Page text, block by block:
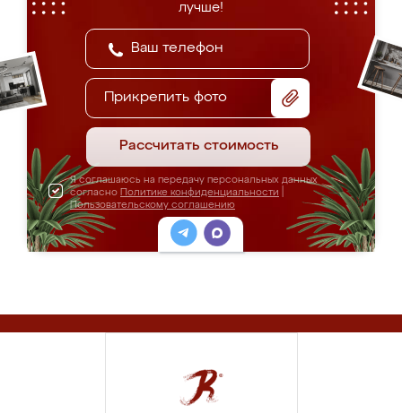
лучше!
Прикрепить фото
Рассчитать стоимость
Я соглашаюсь на передачу персональных данных
согласно Политике конфиденциальности
Пользовательскому соглашению